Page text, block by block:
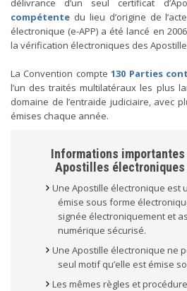
délivrance d’un seul certificat
compétente du lieu d’origine de
électronique (e-APP) a été lancé en
la vérification électroniques des
La Convention compte130 Parties
l’un des traités multilatéraux les plus
domaine de l’entraide judiciaire, avec
émises chaque année.
Informations
Apostilles
Une Apostille électronique est
émise sous forme
signée électroniquement et
numérique sécurisé.
Une Apostille électronique ne
seul motif qu’elle est émise
Les mêmes règles et